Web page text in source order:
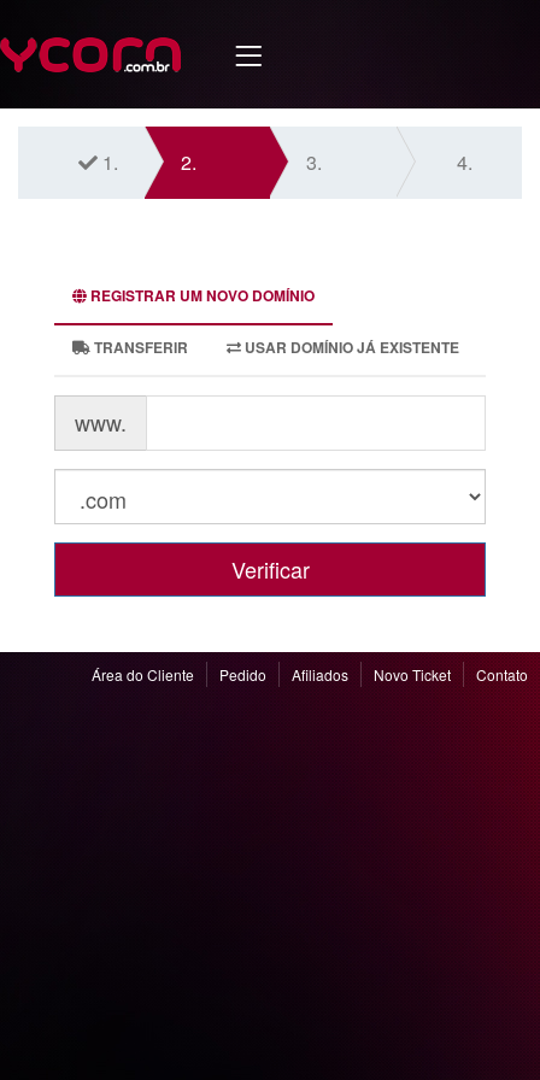
1. 2. 3. 4.
REGISTRAR UM NOVO DOMÍNIO
TRANSFERIR USAR DOMÍNIO JÁ EXISTENTE
www.
Verificar
Área do Cliente Pedido Afiliados Novo Ticket Contato